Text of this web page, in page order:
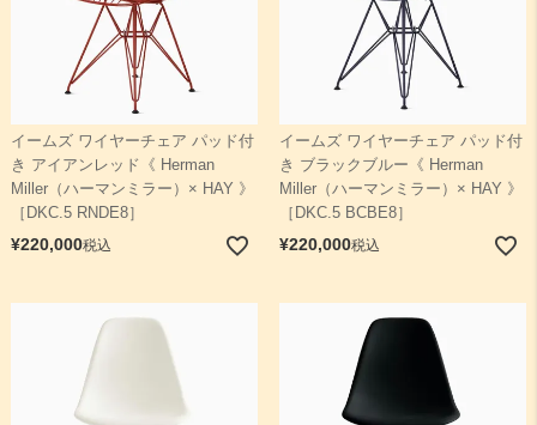
イームズ ワイヤーチェア パッド付
き アイアンレッド《 Herman
Miller（ハーマンミラー）× HAY 》
［DKC.5 RNDE8］
¥220,000税込
イームズ ワイヤーチェア パッド付
き ブラックブルー《 Herman
Miller（ハーマンミラー）× HAY 》
［DKC.5 BCBE8］
¥220,000税込